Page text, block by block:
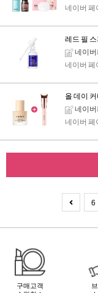
네이버 페
레드 필
네이
네이버 페
올 데이
네이
네이버 페
6
구매고객